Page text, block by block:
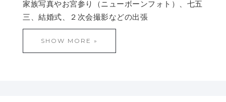
家族写真やお宮参り（ニューボーンフォト）、七五
三、結婚式、２次会撮影などの出張
SHOW MORE »